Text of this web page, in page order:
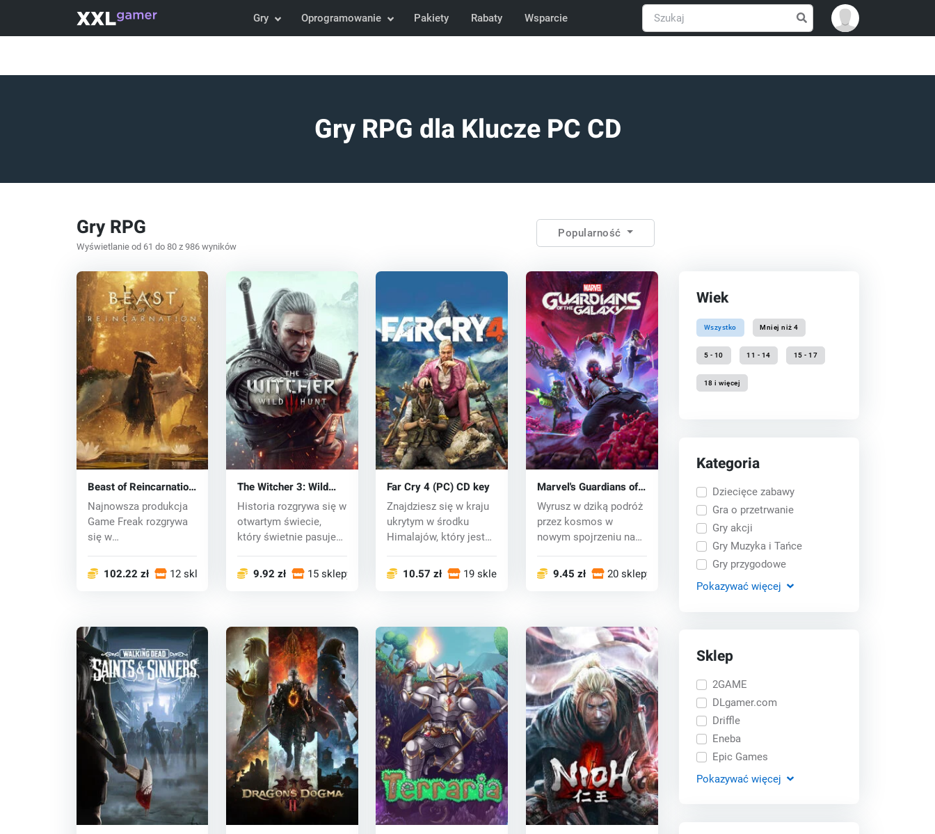
Gry Oprogramowanie Pakiety Rabaty Wsparcie
Gry RPG dla Klucze PC CD
Gry RPG
Wyświetlanie od 61 do 80 z 986 wyników
Popularność
Beast of Reincarnation
(PC) key
Najnowsza produkcja
Game Freak rozgrywa
się w
Japonii,...
102.22 zł 12 sklepy
The Witcher 3: Wild
Hunt (PC) CD key
Historia rozgrywa się w
otwartym świecie,
który świetnie pasuje
9.92 zł 15 sklepy
Far Cry 4 (PC) CD key
Znajdziesz się w kraju
ukrytym w środku
Himalajów, który jest
10.57 zł 19 sklepy
Marvel's Guardians of
the Galaxy (PC) key
Wyrusz w dziką podróż
przez kosmos w
nowym spojrzeniu na
9.45 zł 20 sklepy
Wiek
Wszystko Mniej niż 4
5 - 10 11 - 14 15 - 17
18 i więcej
Kategoria
Dziecięce zabawy
Gra o przetrwanie
Gry akcji
Gry Muzyka i Tańce
Gry przygodowe
Pokazywać więcej
Sklep
2GAME
DLgamer.com
Driffle
Eneba
Epic Games
Pokazywać więcej